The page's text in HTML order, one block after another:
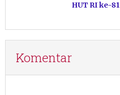
HUT RI ke-81
Komentar